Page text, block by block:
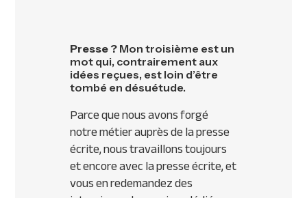
Presse ? Mon troisième est un
mot qui, contrairement aux
idées reçues, est loin d’être
tombé en désuétude.
Parce que nous avons forgé
notre métier auprès de la presse
écrite, nous travaillons toujours
et encore avec la presse écrite, et
vous en redemandez des